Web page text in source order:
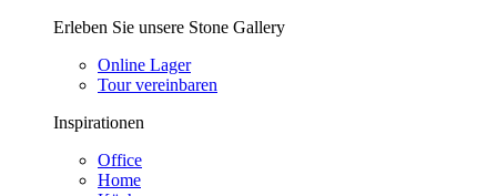
Erleben Sie unsere Stone Gallery
Online Lager
Tour vereinbaren
Inspirationen
Office
Home